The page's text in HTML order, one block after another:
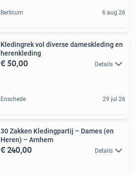
Berlicum 6 aug 26
Kledingrek vol diverse dameskleding en
herenkleding
€ 50,00 Details
Enschede 29 jul 26
30 Zakken Kledingpartij – Dames (en
Heren) – Arnhem
€ 240,00 Details